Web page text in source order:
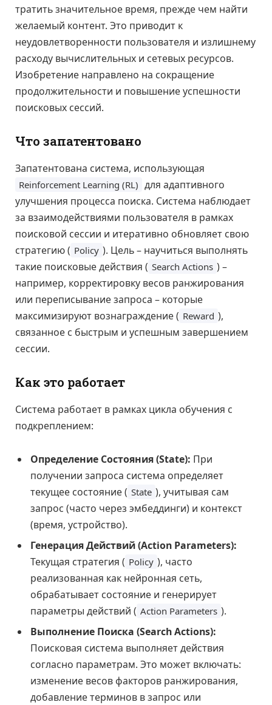
тратить значительное время, прежде чем найти
желаемый контент. Это приводит к
неудовлетворенности пользователя и излишнему
расходу вычислительных и сетевых ресурсов.
Изобретение направлено на сокращение
продолжительности и повышение успешности
поисковых сессий.
Что запатентовано
Запатентована система, использующая
Reinforcement Learning (RL) для адаптивного
улучшения процесса поиска. Система наблюдает
за взаимодействиями пользователя в рамках
поисковой сессии и итеративно обновляет свою
стратегию ( Policy ). Цель – научиться выполнять
такие поисковые действия ( Search Actions ) –
например, корректировку весов ранжирования
или переписывание запроса – которые
максимизируют вознаграждение ( Reward ),
связанное с быстрым и успешным завершением
сессии.
Как это работает
Система работает в рамках цикла обучения с
подкреплением:
Определение Состояния (State): При
получении запроса система определяет
текущее состояние ( State ), учитывая сам
запрос (часто через эмбеддинги) и контекст
(время, устройство).
Генерация Действий (Action Parameters):
Текущая стратегия ( Policy ), часто
реализованная как нейронная сеть,
обрабатывает состояние и генерирует
параметры действий ( Action Parameters ).
Выполнение Поиска (Search Actions):
Поисковая система выполняет действия
согласно параметрам. Это может включать:
изменение весов факторов ранжирования,
добавление терминов в запрос или